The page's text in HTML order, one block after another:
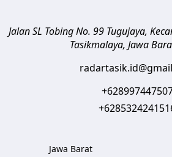
Jalan SL Tobing No. 99 Tugujaya,
Tasikmalaya, Jawa
Jawa Barat